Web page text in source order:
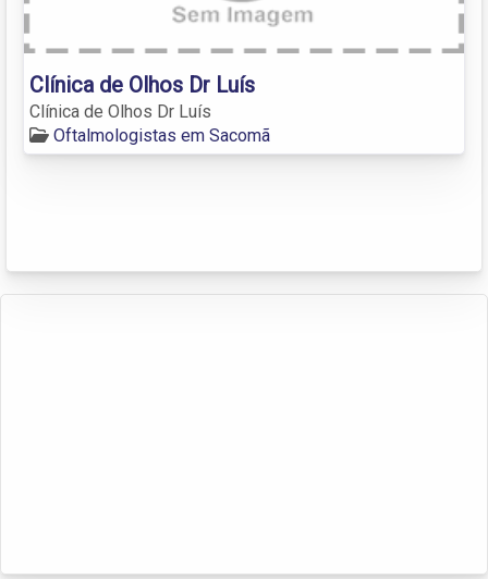
Clínica de Olhos Dr Luís
Clínica de Olhos Dr Luís
Oftalmologistas em Sacomã